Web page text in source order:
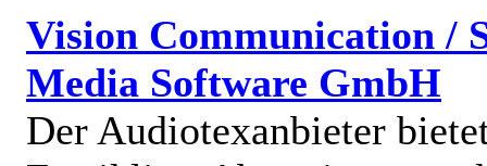
Vision Communication /
Media Software GmbH
Der Audiotexanbieter